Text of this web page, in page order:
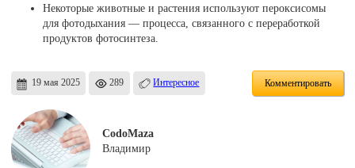
Некоторые животные и растения используют пероксисомы
для фотодыхания — процесса, связанного с переработкой
продуктов фотосинтеза.
19 мая 2025 289 Интересное Комментировать
CodoMaza
Владимир